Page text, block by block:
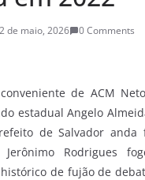
de maio, 2026 0 Comments
de ACM
estadual Angelo
de Salvador anda
Jerônimo Rodrigues
de fujão de